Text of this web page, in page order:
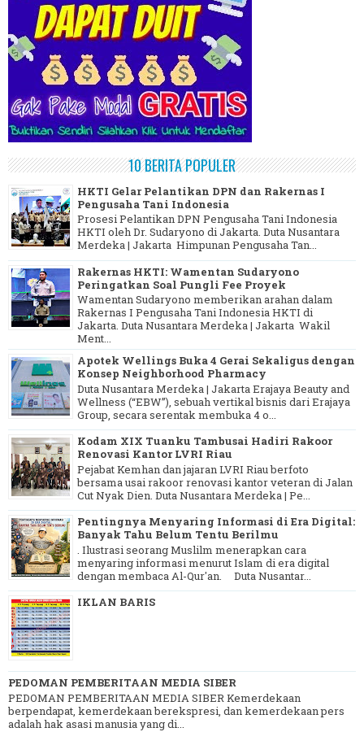
10 BERITA POPULER
HKTI Gelar Pelantikan DPN dan Rakernas I
Pengusaha Tani Indonesia
Prosesi Pelantikan DPN Pengusaha Tani Indonesia
HKTI oleh Dr. Sudaryono di Jakarta. Duta Nusantara
Merdeka | Jakarta Himpunan Pengusaha Tan...
Rakernas HKTI: Wamentan Sudaryono
Peringatkan Soal Pungli Fee Proyek
Wamentan Sudaryono memberikan arahan dalam
Rakernas I Pengusaha Tani Indonesia HKTI di
Jakarta. Duta Nusantara Merdeka | Jakarta Wakil
Ment...
Apotek Wellings Buka 4 Gerai Sekaligus dengan
Konsep Neighborhood Pharmacy
Duta Nusantara Merdeka | Jakarta Erajaya Beauty and
Wellness (“EBW”), sebuah vertikal bisnis dari Erajaya
Group, secara serentak membuka 4 o...
Kodam XIX Tuanku Tambusai Hadiri Rakoor
Renovasi Kantor LVRI Riau
Pejabat Kemhan dan jajaran LVRI Riau berfoto
bersama usai rakoor renovasi kantor veteran di Jalan
Cut Nyak Dien. Duta Nusantara Merdeka | Pe...
Pentingnya Menyaring Informasi di Era Digital:
Banyak Tahu Belum Tentu Berilmu
. Ilustrasi seorang Muslilm menerapkan cara
menyaring informasi menurut Islam di era digital
dengan membaca Al-Qur'an. Duta Nusantar...
IKLAN BARIS
PEDOMAN PEMBERITAAN MEDIA SIBER
PEDOMAN PEMBERITAAN MEDIA SIBER Kemerdekaan
berpendapat, kemerdekaan berekspresi, dan kemerdekaan pers
adalah hak asasi manusia yang di...